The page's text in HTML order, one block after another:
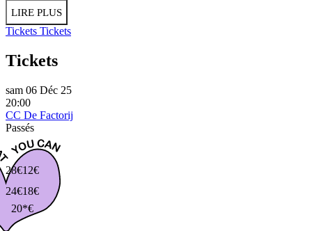
LIRE PLUS
Tickets Tickets
Tickets
sam 06 Déc 25
20:00
CC De Factorij
Passés
28€
24€
20*€
18€
12€